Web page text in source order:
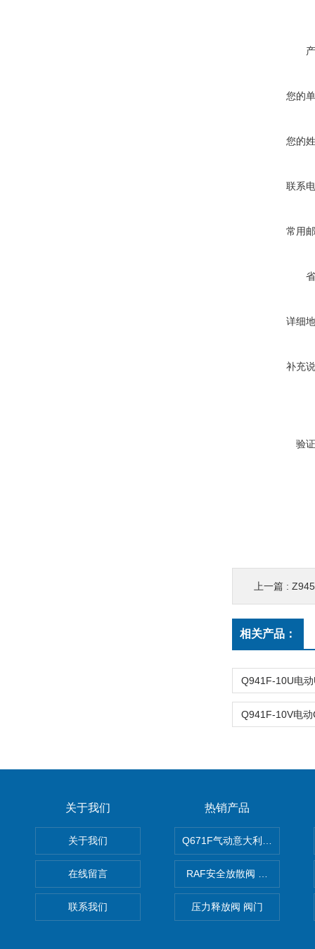
您的
您的
联系
常用
详细
补充
验
上一篇 :
相关产品：
关于我们
关于我们
在线留言
联系我们
热销产品
Q671F气动意大利式薄型球阀
RAF安全放散阀 阀生产
压力释放阀 阀门